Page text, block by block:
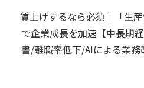
賃上げするなら必須｜「生
で企業成長を加速【中長期
書/離職率低下/AIによる業